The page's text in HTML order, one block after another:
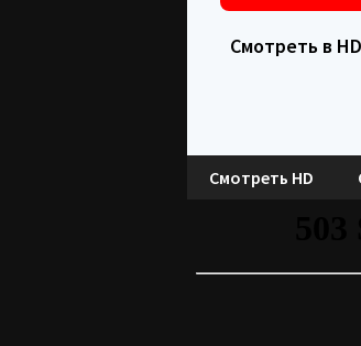
Смотреть в
Смотреть HD